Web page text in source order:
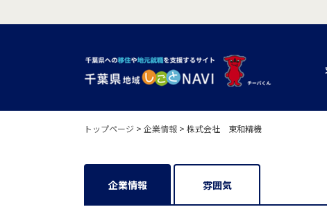
トップページ > 企業情報 > 株式会社 東和精機
企業情報 雰囲気